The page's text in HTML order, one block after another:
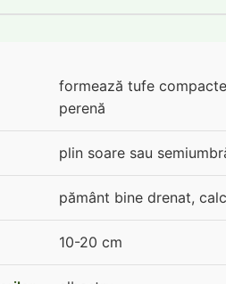
formează tufe
perenă
plin soare sau
pământ bine drenat,
10-20 cm